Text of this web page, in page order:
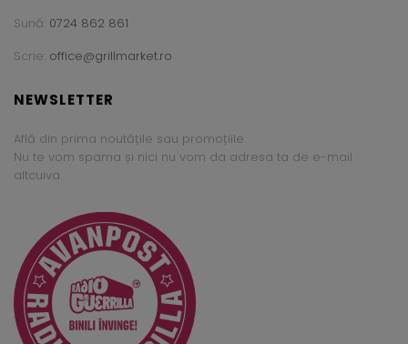
Sună: 0724 862 861
Scrie: office@grillmarket.ro
NEWSLETTER
Află din prima noutățile sau promoțiile.
Nu te vom spama și nici nu vom da adresa ta de e-mail
altcuiva.